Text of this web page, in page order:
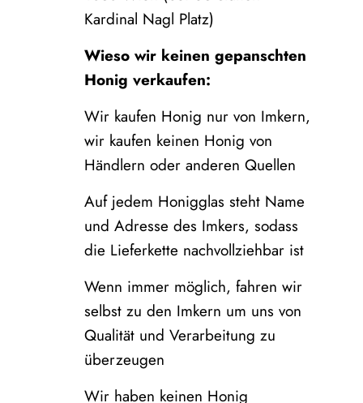
Kardinal Nagl Platz)
Wieso wir keinen gepanschten
Honig verkaufen:
Wir kaufen Honig nur von Imkern,
wir kaufen keinen Honig von
Händlern oder anderen Quellen
Auf jedem Honigglas steht Name
und Adresse des Imkers, sodass
die Lieferkette nachvollziehbar ist
Wenn immer möglich, fahren wir
selbst zu den Imkern um uns von
Qualität und Verarbeitung zu
überzeugen
Wir haben keinen Honig